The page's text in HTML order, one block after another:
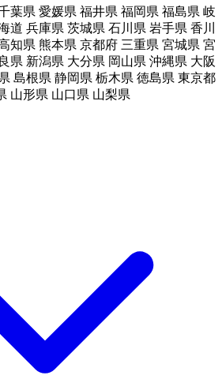
葉県 愛媛県 福井県 福岡県 福島県 岐
道 兵庫県 茨城県 石川県 岩手県 香川
知県 熊本県 京都府 三重県 宮城県 宮
県 新潟県 大分県 岡山県 沖縄県 大阪
島根県 静岡県 栃木県 徳島県 東京都
山形県 山口県 山梨県